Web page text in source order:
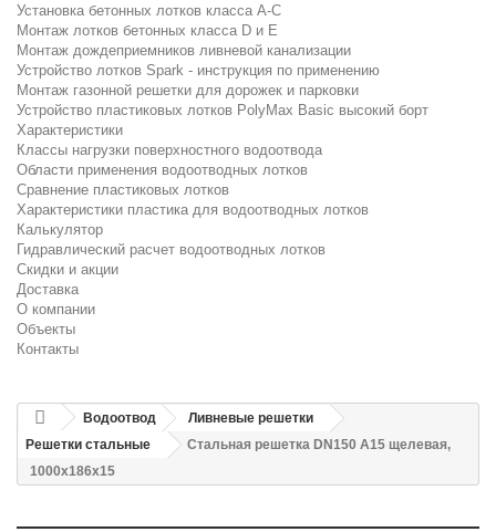
Установка бетонных лотков класса A-C
Монтаж лотков бетонных класса D и E
Монтаж дождеприемников ливневой канализации
Устройство лотков Spark - инструкция по применению
Монтаж газонной решетки для дорожек и парковки
Устройство пластиковых лотков PolyMax Basic высокий борт
Характеристики
Классы нагрузки поверхностного водоотвода
Области применения водоотводных лотков
Сравнение пластиковых лотков
Характеристики пластика для водоотводных лотков
Калькулятор
Гидравлический расчет водоотводных лотков
Скидки и акции
Доставка
О компании
Объекты
Контакты
Водоотвод
Ливневые решетки
Решетки стальные
Стальная решетка DN150 A15 щелевая,
1000х186х15